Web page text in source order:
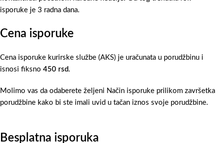
isporuke je 3 radna dana.
Cena isporuke
Cena isporuke kurirske službe (AKS) je uračunata u porudžbinu i
isnosi fiksno 450 rsd.
Molimo vas da odaberete željeni Način isporuke prilikom završetka
porudžbine kako bi ste imali uvid u tačan iznos svoje porudžbine.
Besplatna isporuka